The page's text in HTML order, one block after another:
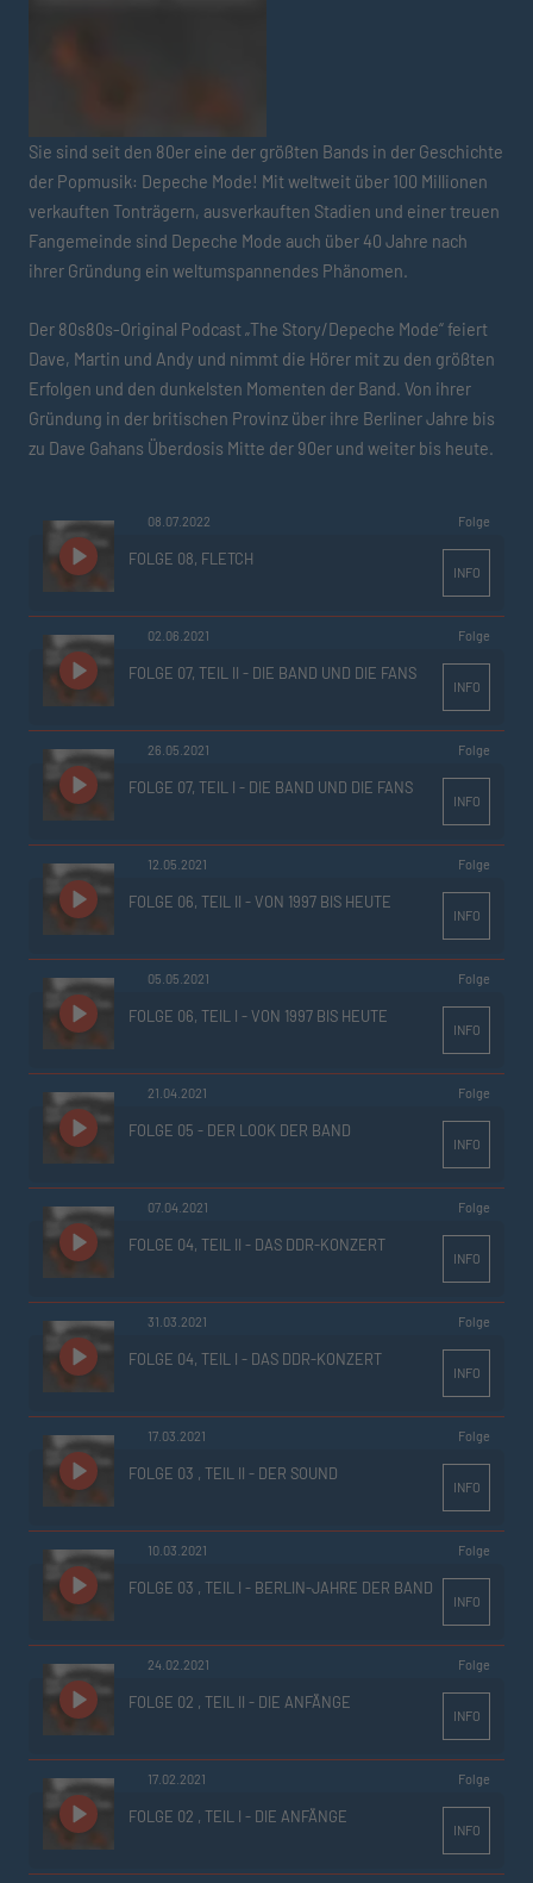
Sie sind seit den 80er eine der größten Bands in der Geschichte
der Popmusik: Depeche Mode! Mit weltweit über 100 Millionen
verkauften Tonträgern, ausverkauften Stadien und einer treuen
Fangemeinde sind Depeche Mode auch über 40 Jahre nach
ihrer Gründung ein weltumspannendes Phänomen.
Der 80s80s-Original Podcast „The Story/Depeche Mode“ feiert
Dave, Martin und Andy und nimmt die Hörer mit zu den größten
Erfolgen und den dunkelsten Momenten der Band. Von ihrer
Gründung in der britischen Provinz über ihre Berliner Jahre bis
zu Dave Gahans Überdosis Mitte der 90er und weiter bis heute.
08.07.2022 Folge
FOLGE 08, FLETCH
INFO
02.06.2021 Folge
FOLGE 07, TEIL II - DIE BAND UND DIE FANS
INFO
26.05.2021 Folge
FOLGE 07, TEIL I - DIE BAND UND DIE FANS
INFO
12.05.2021 Folge
FOLGE 06, TEIL II - VON 1997 BIS HEUTE
INFO
05.05.2021 Folge
FOLGE 06, TEIL I - VON 1997 BIS HEUTE
INFO
21.04.2021 Folge
FOLGE 05 - DER LOOK DER BAND
INFO
07.04.2021 Folge
FOLGE 04, TEIL II - DAS DDR-KONZERT
INFO
31.03.2021 Folge
FOLGE 04, TEIL I - DAS DDR-KONZERT
INFO
17.03.2021 Folge
FOLGE 03 , TEIL II - DER SOUND
INFO
10.03.2021 Folge
FOLGE 03 , TEIL I - BERLIN-JAHRE DER BAND
INFO
24.02.2021 Folge
FOLGE 02 , TEIL II - DIE ANFÄNGE
INFO
17.02.2021 Folge
FOLGE 02 , TEIL I - DIE ANFÄNGE
INFO